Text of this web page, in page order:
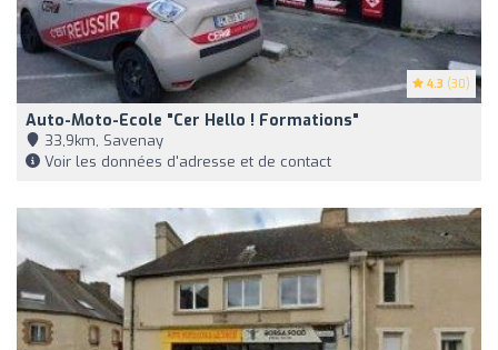
4.3 (30)
Auto-Moto-Ecole "Cer Hello ! Formations"
33,9km, Savenay
Voir les données d'adresse et de contact